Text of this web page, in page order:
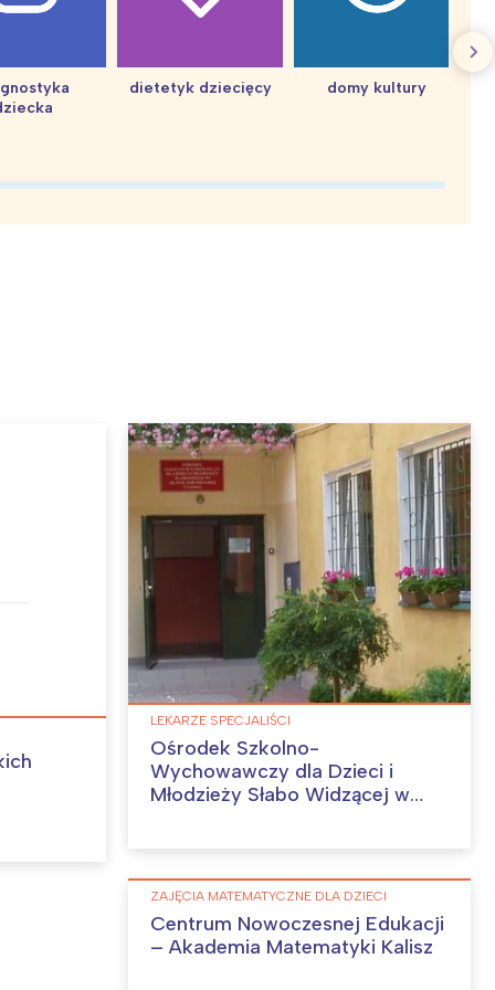
dietetyk dziecięcy
domy kultury
LEKARZE SPECJALIŚCI
Ośrodek Szkolno-
Wychowawczy dla Dzieci i
Młodzieży Słabo Widzącej w
ZAJĘCIA MATEMATYCZNE DLA DZIECI
Centrum Nowoczesnej Edukacji
– Akademia Matematyki Kalisz